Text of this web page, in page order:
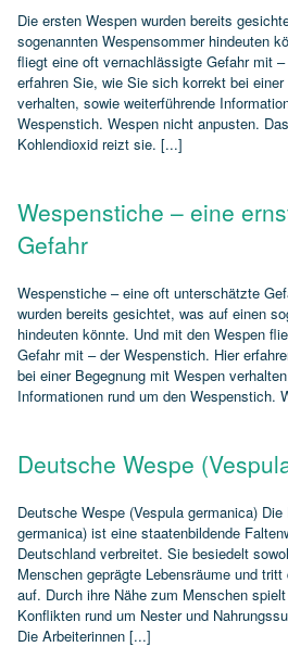
Die ersten Wespen wurden bereits
sogenannten Wespensommer hindeuten
fliegt eine oft vernachlässigte Gefahr mit
erfahren Sie, wie Sie sich korrekt bei
verhalten, sowie weiterführende
Wespenstich. Wespen nicht anpusten.
Kohlendioxid reizt sie. [...]
Wespenstiche – eine
Gefahr
Wespenstiche – eine oft unterschätzte
wurden bereits gesichtet, was auf einen
hindeuten könnte. Und mit den Wespen
Gefahr mit – der Wespenstich. Hier
bei einer Begegnung mit Wespen
Informationen rund um den Wespenstich.
Deutsche Wespe
Deutsche Wespe (Vespula germanica)
germanica) ist eine staatenbildende
Deutschland verbreitet. Sie besiedelt
Menschen geprägte Lebensräume und
auf. Durch ihre Nähe zum Menschen
Konflikten rund um Nester und
Die Arbeiterinnen [...]